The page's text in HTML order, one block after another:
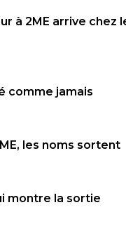
à 2ME arrive chez
comme jamais
les noms sortent
montre la sortie